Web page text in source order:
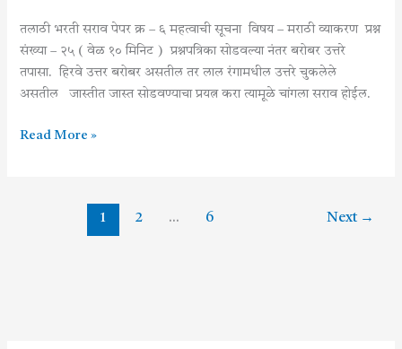
तलाठी भरती सराव पेपर क्र – ६ महत्वाची सूचना विषय – मराठी व्याकरण प्रश्न
संख्या – २५ ( वेळ १० मिनिट ) प्रश्नपत्रिका सोडवल्या नंतर बरोबर उत्तरे
तपासा. हिरवे उत्तर बरोबर असतील तर लाल रंगामधील उत्तरे चुकलेले
असतील जास्तीत जास्त सोडवण्याचा प्रयत्न करा त्यामूळे चांगला सराव होईल.
क्रमांक
२६
Read More »
1 2 … 6 Next →